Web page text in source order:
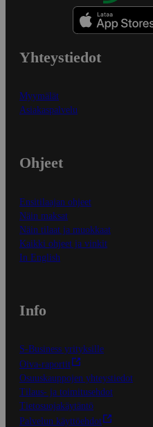
Yhteystiedot
Myymälät
Asiakaspalvelu
Ohjeet
Ensitilaajan ohjeet
Näin maksat
Näin tilaat ja muokkaat
Kaikki ohjeet ja vinkit
In English
Info
S-Business yrityksille
Oiva-raportit
Osuuskauppojen yhteystiedot
Tilaus- ja toimitusehdot
Tietosuojakäytäntö
Palvelun käyttöehdot